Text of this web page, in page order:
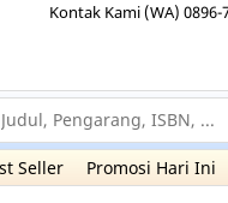
Kontak Kami (WA) 0896-
Seller Promosi Hari Ini